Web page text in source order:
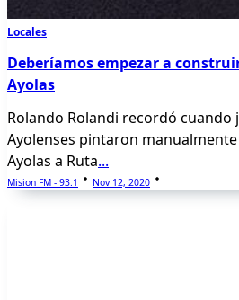
Locales
Deberíamos empezar a
Ayolas
Rolando Rolandi recordó
Ayolenses pintaron
Ayolas a Ruta...
Mision FM - 93.1 Nov 12, 2020